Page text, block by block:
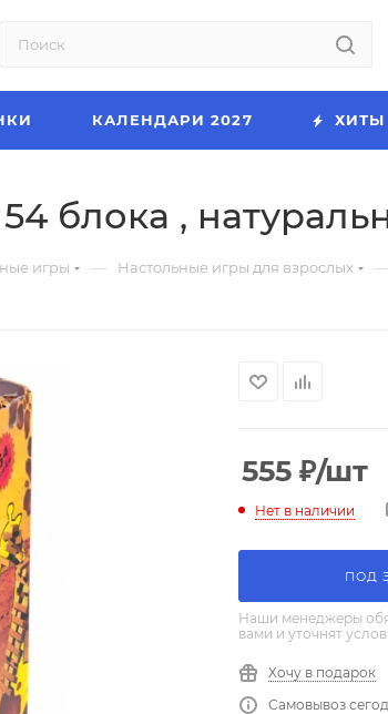
КАЛЕНДАРИ 2027 ХИТЫ
блока ,
игры — Настольные игры для взрослых
555 ₽/шт
Нет в наличии
ПОД
Наши менеджеры
вами и уточнят
Хочу в подарок
Самовывоз